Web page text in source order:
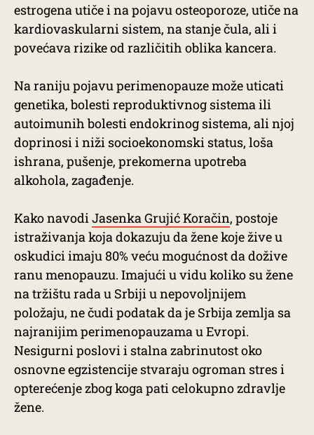
estrogena utiče i na pojavu osteoporoze, utiče na
kardiovaskularni sistem, na stanje čula, ali i
povećava rizike od različitih oblika kancera.
Na raniju pojavu perimenopauze može uticati
genetika, bolesti reproduktivnog sistema ili
autoimunih bolesti endokrinog sistema, ali njoj
doprinosi i niži socioekonomski status, loša
ishrana, pušenje, prekomerna upotreba
alkohola, zagađenje.
Kako navodi Jasenka Grujić Koračin, postoje
istraživanja koja dokazuju da žene koje žive u
oskudici imaju 80% veću mogućnost da dožive
ranu menopauzu. Imajući u vidu koliko su žene
na tržištu rada u Srbiji u nepovoljnijem
položaju, ne čudi podatak da je Srbija zemlja sa
najranijim perimenopauzama u Evropi.
Nesigurni poslovi i stalna zabrinutost oko
osnovne egzistencije stvaraju ogroman stres i
opterećenje zbog koga pati celokupno zdravlje
žene.